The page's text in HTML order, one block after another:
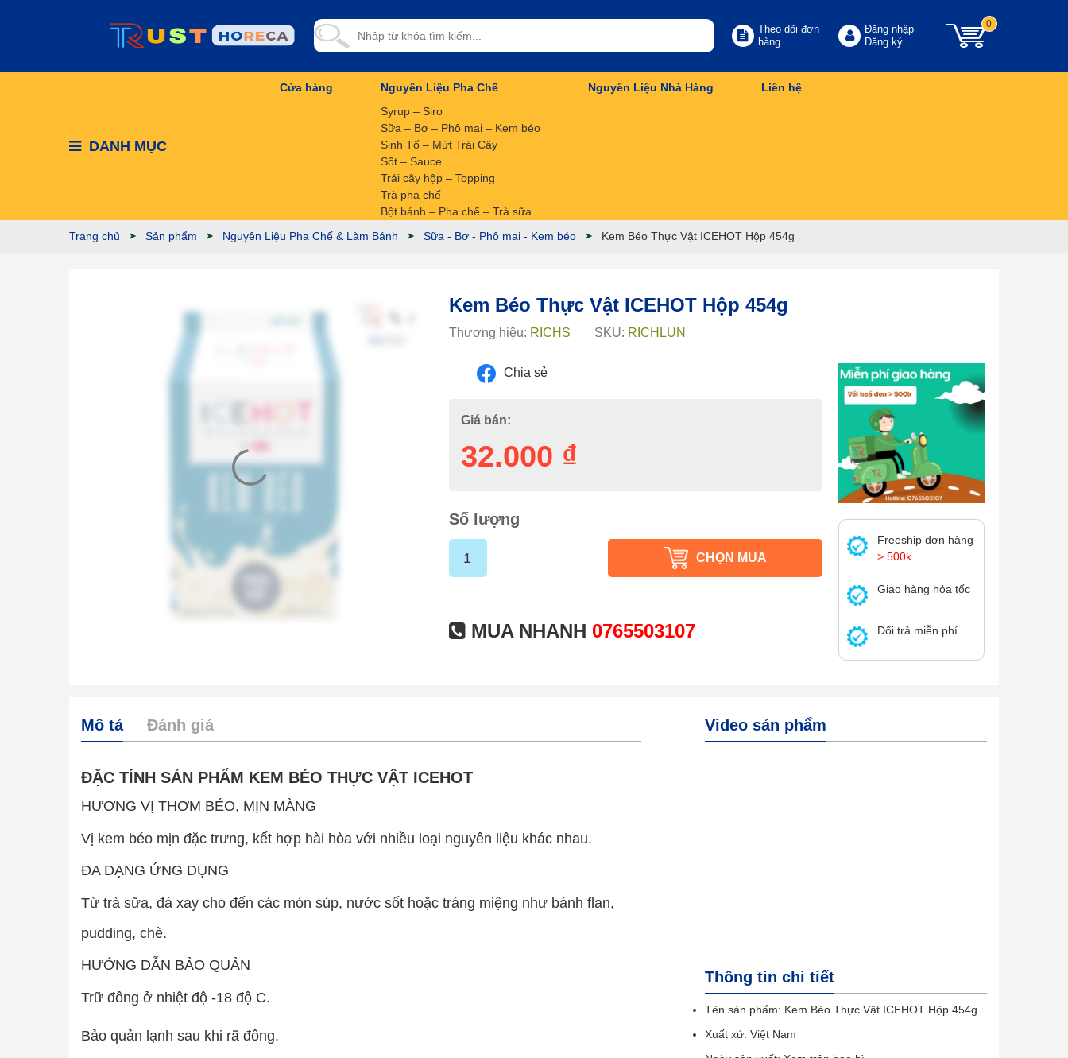
Theo dõi đơn
hàng
Đăng nhập
Đăng ký
0
DANH MỤC
Cửa hàng
Nguyên Liệu Pha Chế
Syrup – Siro
Sữa – Bơ – Phô mai – Kem béo
Sinh Tố – Mứt Trái Cây
Sốt – Sauce
Trái cây hộp – Topping
Trà pha chế
Bột bánh – Pha chế – Trà sữa
Nguyên Liệu Nhà Hàng Liên hệ
Trang chủ Sản phẩm Nguyên Liệu Pha Chế & Làm Bánh Sữa - Bơ - Phô mai - Kem béo Kem Béo Thực Vật ICEHOT Hộp 454g
Kem Béo Thực Vật ICEHOT Hộp 454g
Thương hiệu: RICHS SKU: RICHLUN
Chia sẻ
Giá bán:
32.000 ₫
Số lượng
CHỌN MUA
MUA NHANH 0765503107
Freeship đơn hàng
> 500k
Giao hàng hỏa tốc
Đổi trả miễn phí
Mô tả Đánh giá
ĐẶC TÍNH SẢN PHẨM KEM BÉO THỰC VẬT ICEHOT
HƯƠNG VỊ THƠM BÉO, MỊN MÀNG
Vị kem béo mịn đặc trưng, kết hợp hài hòa với nhiều loại nguyên liệu khác nhau.
ĐA DẠNG ỨNG DỤNG
Từ trà sữa, đá xay cho đến các món súp, nước sốt hoặc tráng miệng như bánh flan,
pudding, chè.
HƯỚNG DẪN BẢO QUẢN
Trữ đông ở nhiệt độ -18 độ C.
Bảo quản lạnh sau khi rã đông.
Video sản phẩm
Thông tin chi tiết
Tên sản phẩm: Kem Béo Thực Vật ICEHOT Hộp 454g
Xuất xứ: Việt Nam